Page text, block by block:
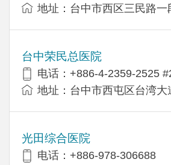
地址：台中市西区三民路一
台中荣民总医院
电话：+886-4-2359-2525
地址：台中市西屯区台湾大
光田综合医院
电话：+886-978-306688